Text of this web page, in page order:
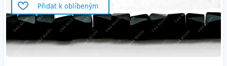
Přidat k oblíbeným